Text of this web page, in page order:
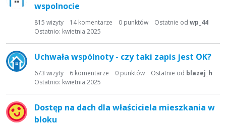
wspolnocie
815 wizyty 14komentarze 0 punktów Ostatnie od wp_44
Ostatnio: kwietnia 2025
Uchwała wspólnoty - czy taki zapis jest OK?
673 wizyty 6 komentarze 0 punktów Ostatnie od blazej_h
Ostatnio: kwietnia 2025
Dostęp na dach dla właściciela mieszkania w
bloku